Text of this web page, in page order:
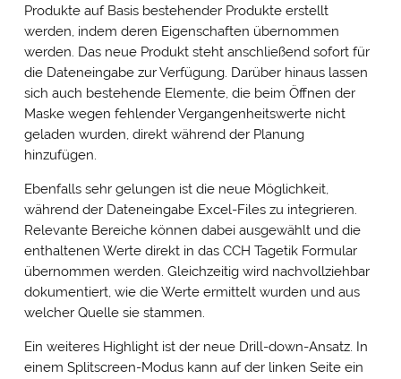
Produkte auf Basis bestehender Produkte erstellt
werden, indem deren Eigenschaften übernommen
werden. Das neue Produkt steht anschließend sofort für
die Dateneingabe zur Verfügung. Darüber hinaus lassen
sich auch bestehende Elemente, die beim Öffnen der
Maske wegen fehlender Vergangenheitswerte nicht
geladen wurden, direkt während der Planung
hinzufügen.
Ebenfalls sehr gelungen ist die neue Möglichkeit,
während der Dateneingabe Excel-Files zu integrieren.
Relevante Bereiche können dabei ausgewählt und die
enthaltenen Werte direkt in das CCH Tagetik Formular
übernommen werden. Gleichzeitig wird nachvollziehbar
dokumentiert, wie die Werte ermittelt wurden und aus
welcher Quelle sie stammen.
Ein weiteres Highlight ist der neue Drill-down-Ansatz. In
einem Splitscreen-Modus kann auf der linken Seite ein